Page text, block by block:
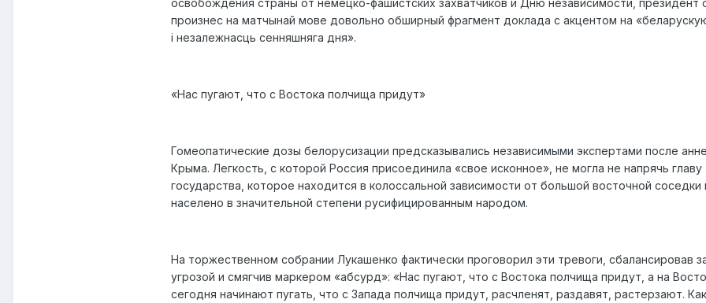
произнес на матчынай мове довольно обширный фрагмент доклада с акцентом на
і незалежнасць сенняшняга дня».
«Нас пугают, что с Востока полчища придут»
Гомеопатические дозы белорусизации предсказывались независимыми экспертами после
Крыма. Легкость, с которой Россия присоединила «свое исконное», не могла не напрячь главу
государства, которое находится в колоссальной зависимости от большой восточной соседки
населено в значительной степени русифицированным народом.
На торжественном собрании Лукашенко фактически проговорил эти тревоги, сбалансировав
угрозой и смягчив маркером «абсурд»: «Нас пугают, что с Востока полчища придут, а на
сегодня начинают пугать, что с Запада полчища придут, расчленят, раздавят, растерзают. Как